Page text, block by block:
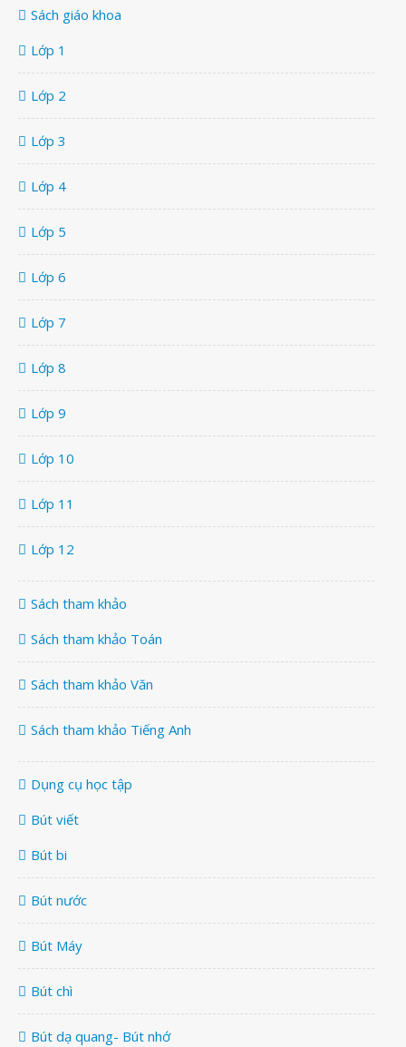
Sách giáo khoa
Lớp 1
Lớp 2
Lớp 3
Lớp 4
Lớp 5
Lớp 6
Lớp 7
Lớp 8
Lớp 9
Lớp 10
Lớp 11
Lớp 12
Sách tham khảo
Sách tham khảo Toán
Sách tham khảo Văn
Sách tham khảo Tiếng Anh
Dụng cụ học tập
Bút viết
Bút bi
Bút nước
Bút Máy
Bút chì
Bút dạ quang- Bút nhớ